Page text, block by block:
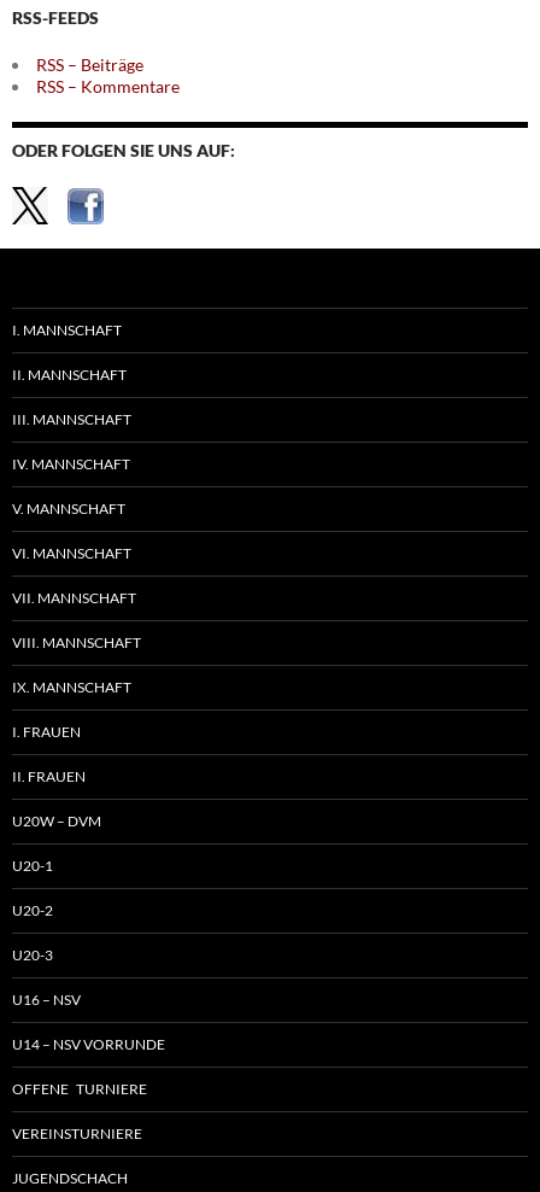
RSS-FEEDS
RSS – Beiträge
RSS – Kommentare
ODER FOLGEN SIE UNS AUF:
I. MANNSCHAFT
II. MANNSCHAFT
III. MANNSCHAFT
IV. MANNSCHAFT
V. MANNSCHAFT
VI. MANNSCHAFT
VII. MANNSCHAFT
VIII. MANNSCHAFT
IX. MANNSCHAFT
I. FRAUEN
II. FRAUEN
U20W – DVM
U20-1
U20-2
U20-3
U16 – NSV
U14 – NSV VORRUNDE
OFFENE TURNIERE
VEREINSTURNIERE
JUGENDSCHACH